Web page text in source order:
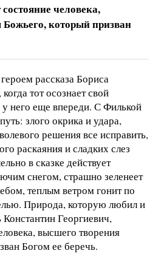
человека,
который призван
рассказа Бориса
тот осознает свой
у него еще впереди. С Филькой
злого окрика и удара,
решения все исправить,
раскаяния и сладких слез
в сказке действует
снегом, страшно зеленеет
теплым ветром гонит по
Природа, которую любил и
Георгиевич,
высшего творения
Богом ее беречь.